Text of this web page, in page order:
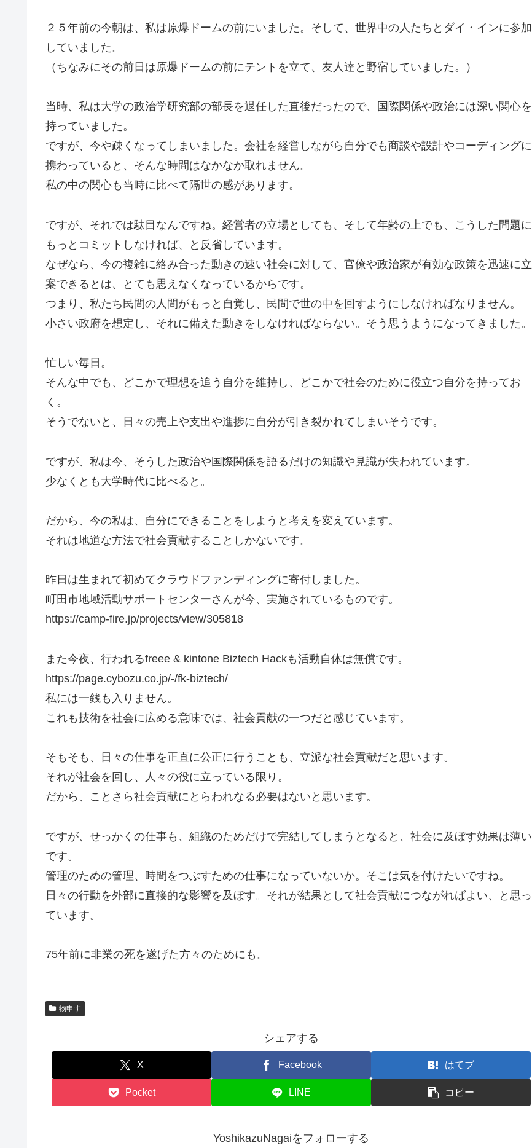
２５年前の今朝は、私は原爆ドームの前にいました。そして、世界中の人たちとダイ・インに参加
していました。
（ちなみにその前日は原爆ドームの前にテントを立て、友人達と野宿していました。）
当時、私は大学の政治学研究部の部長を退任した直後だったので、国際関係や政治には深い関心を
持っていました。
ですが、今や疎くなってしまいました。会社を経営しながら自分でも商談や設計やコーディングに
携わっていると、そんな時間はなかなか取れません。
私の中の関心も当時に比べて隔世の感があります。
ですが、それでは駄目なんですね。経営者の立場としても、そして年齢の上でも、こうした問題に
もっとコミットしなければ、と反省しています。
なぜなら、今の複雑に絡み合った動きの速い社会に対して、官僚や政治家が有効な政策を迅速に立
案できるとは、とても思えなくなっているからです。
つまり、私たち民間の人間がもっと自覚し、民間で世の中を回すようにしなければなりません。
小さい政府を想定し、それに備えた動きをしなければならない。そう思うようになってきました。
忙しい毎日。
そんな中でも、どこかで理想を追う自分を維持し、どこかで社会のために役立つ自分を持ってお
く。
そうでないと、日々の売上や支出や進捗に自分が引き裂かれてしまいそうです。
ですが、私は今、そうした政治や国際関係を語るだけの知識や見識が失われています。
少なくとも大学時代に比べると。
だから、今の私は、自分にできることをしようと考えを変えています。
それは地道な方法で社会貢献することしかないです。
昨日は生まれて初めてクラウドファンディングに寄付しました。
町田市地域活動サポートセンターさんが今、実施されているものです。
https://camp-fire.jp/projects/view/305818
また今夜、行われるfreee & kintone Biztech Hackも活動自体は無償です。
https://page.cybozu.co.jp/-/fk-biztech/
私には一銭も入りません。
これも技術を社会に広める意味では、社会貢献の一つだと感じています。
そもそも、日々の仕事を正直に公正に行うことも、立派な社会貢献だと思います。
それが社会を回し、人々の役に立っている限り。
だから、ことさら社会貢献にとらわれなる必要はないと思います。
ですが、せっかくの仕事も、組織のためだけで完結してしまうとなると、社会に及ぼす効果は薄い
です。
管理のための管理、時間をつぶすための仕事になっていないか。そこは気を付けたいですね。
日々の行動を外部に直接的な影響を及ぼす。それが結果として社会貢献につながればよい、と思っ
ています。
75年前に非業の死を遂げた方々のためにも。
物申す
シェアする
X Facebook はてブ
Pocket LINE コピー
YoshikazuNagaiをフォローする